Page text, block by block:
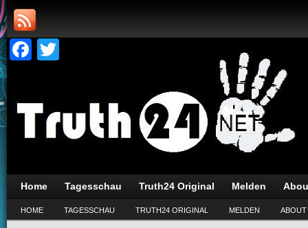
Facebook
Home Tagesschau Truth24 Original Melden
HOME TAGESSCHAU TRUTH24 ORIGINAL MELDEN ABOUT